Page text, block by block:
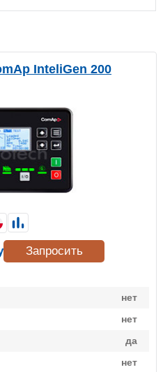
InteliGen 200
нет
нет
да
нет
Запросить